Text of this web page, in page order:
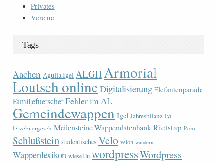
Privates
Vereine
Tags
Aachen Agulia Igel ALGH Armorial
Loutsch onlineDigitalisierung Elefantenparade
FamiljefuerscherFehler im AL
Gemeindewappen Igel Jahresbilanz lvi
lëtzebuergesch Meilensteine WappendatenbankRietstap Rom
Schlußstein studentisches Velo veloh wandern
Wappenlexikon wiesel.lu wordpressWordpress